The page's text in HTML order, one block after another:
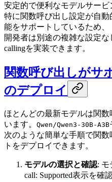
安定的で便利なモデルサービ
特に関数呼び出し設定が自
能をサポートしているため、
開発者は別途の複雑な設定な
callingを実装できます。
関数呼び出しがサ
のデプロイ
ほとんどの最新モデルは関
います。 Qwen/Qwen3-30B-A3B
次のような簡単な手順で関
トをデプロイできます。
モデルの選択と確認: モ
call: Supported表示を確